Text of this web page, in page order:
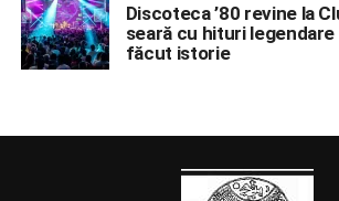
Discoteca ’80 revine la
seară cu hituri
făcut istorie